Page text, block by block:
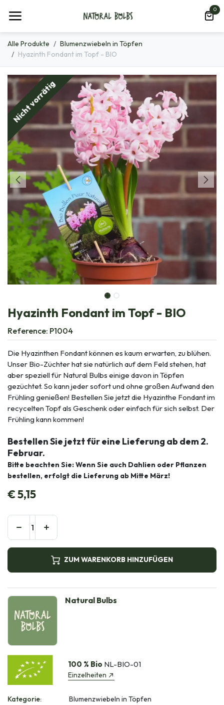
0
Alle Produkte
Blumenzwiebeln in Töpfen
Hyazinth Fondant im Topf - BIO
Nicht vorrätig
Hyazinth Fondant im Topf - BIO
Reference: P1004
Die Hyazinthen Fondant können es kaum erwarten, zu blühen.
Unser Bio-Züchter hat sie natürlich auf dem Feld stehen, hat
aber speziell für Natural Bulbs einige davon in Töpfen
gezüchtet. So kann jeder sofort und ohne großen Aufwand den
Frühling genießen! Bestellen Sie jetzt die Hyazinthe Fondant im
recycelten Topf als Geschenk oder einfach für sich selbst. Der
Frühling kann kommen!
Bestellen Sie jetzt für eine Lieferung ab dem 2.
Februar.
Bitte beachten Sie: Wenn Sie auch Dahlien oder Pflanzen
bestellen, erfolgt die Lieferung ab Mitte März!
€5,15
ZUM WARENKORB HINZUFÜGEN
Natural Bulbs
100 % Bio NL-BIO-01
Einzelheiten
Kategorie: Blumenzwiebeln in Töpfen